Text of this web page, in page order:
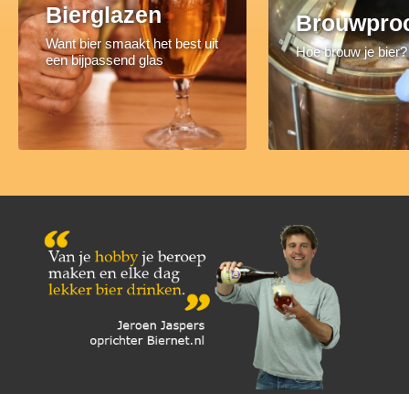
Bierglazen
Want bier smaakt het best uit
een bijpassend glas
Hoe brouw je bier?